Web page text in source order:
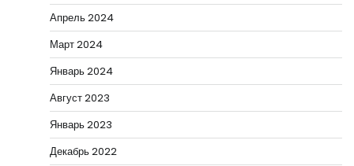
Апрель 2024
Март 2024
Январь 2024
Август 2023
Январь 2023
Декабрь 2022